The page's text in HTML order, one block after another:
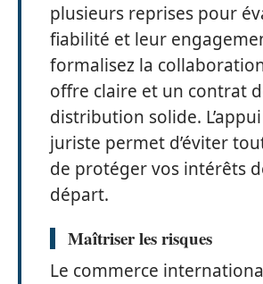
plusieurs reprises pour
fiabilité et leur
formalisez la
offre claire et un contrat
distribution solide. L’appui
juriste permet d’éviter
de protéger vos intérêts
départ.
Maîtriser les risques
Le commerce